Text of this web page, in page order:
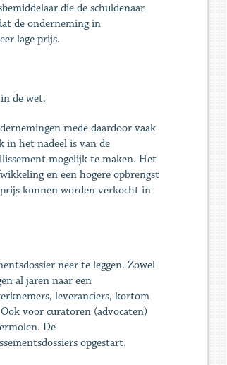
die de schuldenaar
de onderneming in
lage prijs.
de wet.
mede daardoor vaak
in het nadeel is van de
mogelijk te maken. Het
en een hogere opbrengst
kunnen worden verkocht in
neer te leggen. Zowel
al jaren naar een
leveranciers, kortom
voor curatoren (advocaten)
De
opgestart.